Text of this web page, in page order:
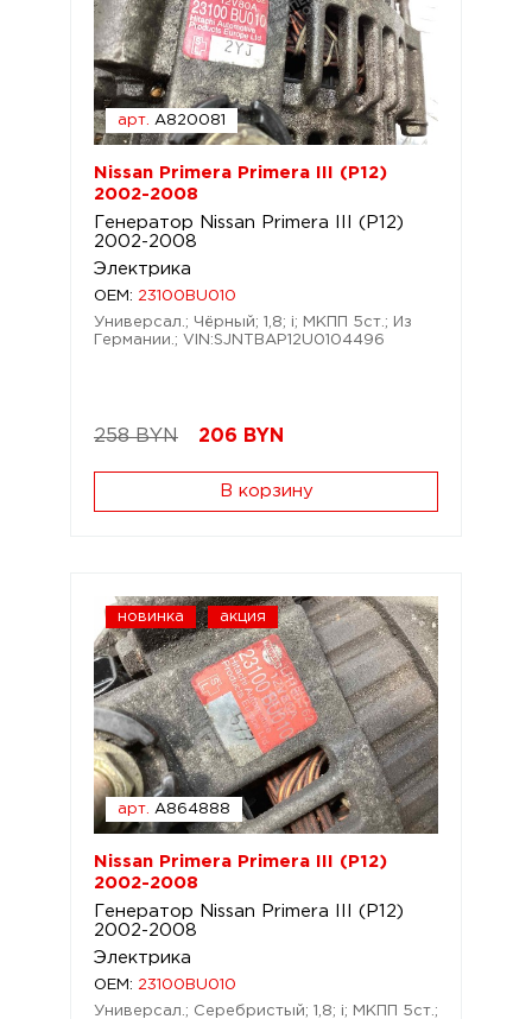
арт. A820081
Nissan Primera Primera III (P12)
2002-2008
Генератор Nissan Primera III (P12)
2002-2008
Электрика
OEM: 23100BU010
Универсал.; Чёрный; 1,8; i; МКПП 5ст.; Из
Германии.; VIN:SJNTBAP12U0104496
258 BYN 206 BYN
В корзину
новинка акция
арт. A864888
Nissan Primera Primera III (P12)
2002-2008
Генератор Nissan Primera III (P12)
2002-2008
Электрика
OEM: 23100BU010
Универсал.; Серебристый; 1,8; i; МКПП 5ст.;